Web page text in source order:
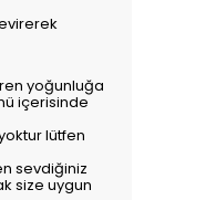
yoğunluğa
içerisinde
lütfen
sevdiğiniz
size uygun